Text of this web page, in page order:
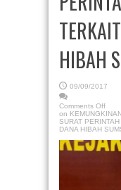
HIBAH
09/09/2017
Comments Off
on
SURAT
DANA HIBAH